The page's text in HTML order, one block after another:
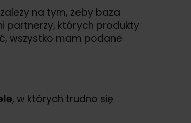
na tym, żeby baza
partnerzy, których produkty
wszystko mam podane
, w których trudno się